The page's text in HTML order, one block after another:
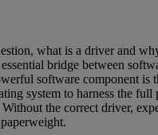
what is a driver and
bridge between
software component is
system to harness the
the correct driver,